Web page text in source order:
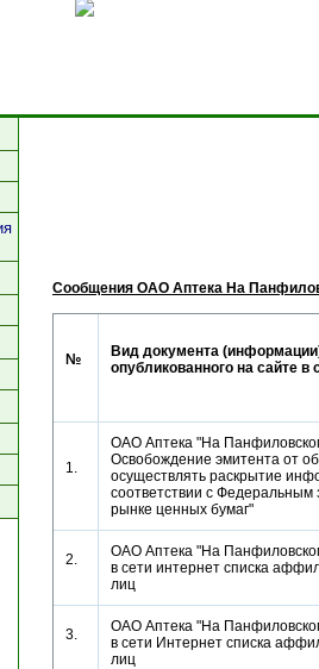
Сообщения ОАО Аптека На
№
Вид документа
опубликованного на сайте в
1.
ОАО Аптека "На
Освобождение эмитента от
осуществлять раскрытие
соответствии с Федеральным
рынке ценных бумаг"
2.
ОАО Аптека "На
в сети интернет списка
лиц
3.
ОАО Аптека "На
в сети Интернет списка
лиц